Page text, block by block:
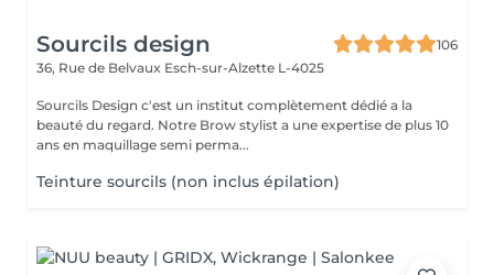
Sourcils design
106
36, Rue de Belvaux Esch-sur-Alzette L-4025
Sourcils Design c'est un institut complètement dédié a la
beauté du regard. Notre Brow stylist a une expertise de plus 10
ans en maquillage semi perma...
Teinture sourcils (non inclus épilation)